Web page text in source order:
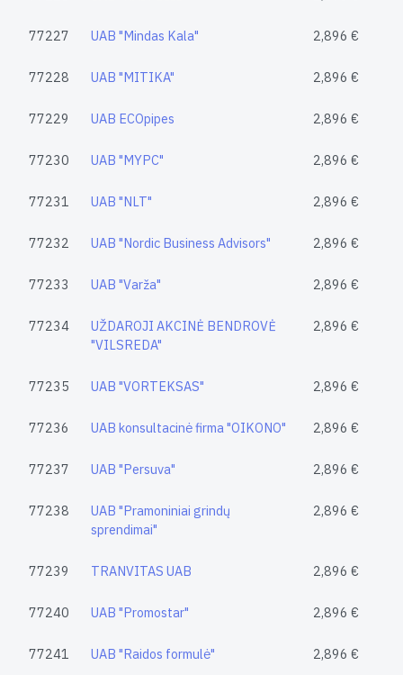
77227 UAB "Mindas Kala" 2,896 €
77228 UAB "MITIKA" 2,896 €
77229 UAB ECOpipes 2,896 €
77230 UAB "MYPC" 2,896 €
77231 UAB "NLT" 2,896 €
77232 UAB "Nordic Business Advisors" 2,896 €
77233 UAB "Varža" 2,896 €
77234
UŽDAROJI AKCINĖ BENDROVĖ
"VILSREDA"
2,896 €
77235 UAB "VORTEKSAS" 2,896 €
77236 UAB konsultacinė firma "OIKONO" 2,896 €
77237 UAB "Persuva" 2,896 €
77238
UAB "Pramoniniai grindų
sprendimai"
2,896 €
77239 TRANVITAS UAB 2,896 €
77240 UAB "Promostar" 2,896 €
77241 UAB "Raidos formulė" 2,896 €